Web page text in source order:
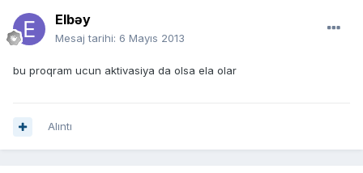
Elbəy
Mesaj tarihi: 6 Mayıs 2013
bu proqram ucun aktivasiya da olsa ela olar
Alıntı